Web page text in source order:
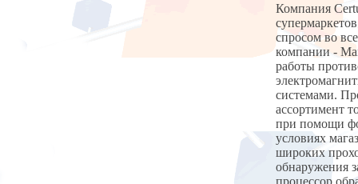
Компания
спросом во
компании -
работы
системами.
ассортимент
при помощи
условиях
широких
обнаружения
процессор